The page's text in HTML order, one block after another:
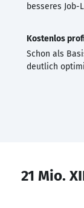
besseres Job-
Kostenlos
Schon als
deutlich
21 Mio.